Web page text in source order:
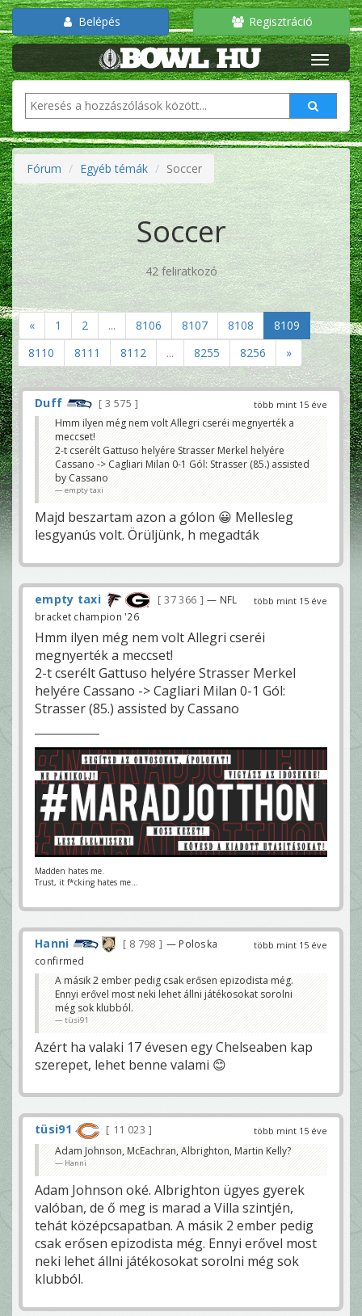
Belépés Regisztráció
Fórum Egyéb témák Soccer
Soccer
42 feliratkozó
« 1 2 ... 8106 8107 8108
8109
8110
8111 8112 ... 8255 8256 »
több mint 15 éve
Duff
3 575
Hmm ilyen még nem volt Allegri cseréi megnyerték a
meccset!
2-t cserélt Gattuso helyére Strasser Merkel helyére
Cassano -> Cagliari Milan 0-1 Gól: Strasser (85.) assisted
by Cassano
empty taxi
Majd beszartam azon a gólon 😀 Mellesleg
lesgyanús volt. Örüljünk, h megadták
több mint 15 éve
empty taxi 37 366
— NFL
bracket champion '26
Hmm ilyen még nem volt Allegri cseréi
megnyerték a meccset!
2-t cserélt Gattuso helyére Strasser Merkel
helyére Cassano -> Cagliari Milan 0-1 Gól:
Strasser (85.) assisted by Cassano
Madden hates me.
Trust, it f*cking hates me...
több mint 15 éve
Hanni 8 798
— Poloska
confirmed
A másik 2 ember pedig csak erősen epizodista még.
Ennyi erővel most neki lehet állni játékosokat sorolni
még sok klubból.
tüsi91
Azért ha valaki 17 évesen egy Chelseaben kap
szerepet, lehet benne valami 😊
több mint 15 éve
tüsi91
11 023
Adam Johnson, McEachran, Albrighton, Martin Kelly?
Hanni
Adam Johnson oké. Albrighton ügyes gyerek
valóban, de ő meg is marad a Villa szintjén,
tehát középcsapatban. A másik 2 ember pedig
csak erősen epizodista még. Ennyi erővel most
neki lehet állni játékosokat sorolni még sok
klubból.